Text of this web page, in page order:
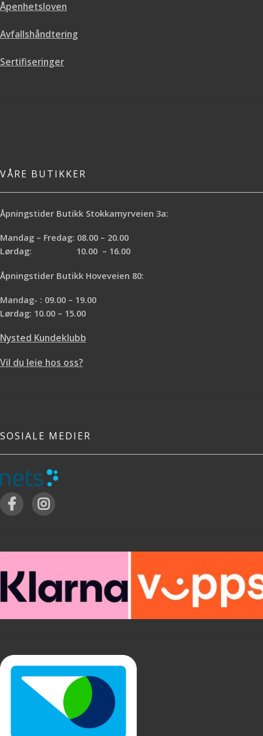
Åpenhetsloven
Avfallshåndtering
Sertifiseringer
VÅRE BUTIKKER
Åpningstider Butikk Stokkamyrveien 3a:
Mandag – Fredag: 08.00 – 20.00
Lørdag: 10.00 – 16.00
Åpningstider Butikk Hoveveien 80:
Mandag- : 09.00 – 19.00
Lørdag: 10.00 – 15.00
Nysted Kundeklubb
Vil du leie hos oss?
SOSIALE MEDIER